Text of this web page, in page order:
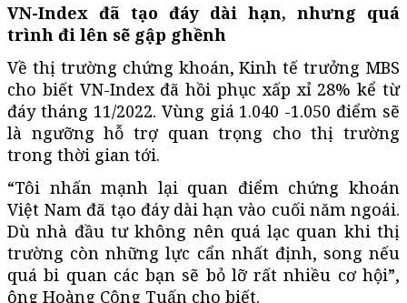
VN-Index đã tạo đáy dài hạn, nhưng quá
trình đi lên sẽ gập ghềnh
Về thị trường chứng khoán, Kinh tế trưởng MBS
cho biết VN-Index đã hồi phục xấp xỉ 28% kể từ
đáy tháng 11/2022. Vùng giá 1.040 -1.050 điểm sẽ
là ngưỡng hỗ trợ quan trọng cho thị trường
trong thời gian tới.
“Tôi nhấn mạnh lại quan điểm chứng khoán
Việt Nam đã tạo đáy dài hạn vào cuối năm ngoái.
Dù nhà đầu tư không nên quá lạc quan khi thị
trường còn những lực cẩn nhất định, song nếu
quá bi quan các bạn sẽ bỏ lỡ rất nhiều cơ hội”,
ông Hoàng Công Tuấn cho biết.